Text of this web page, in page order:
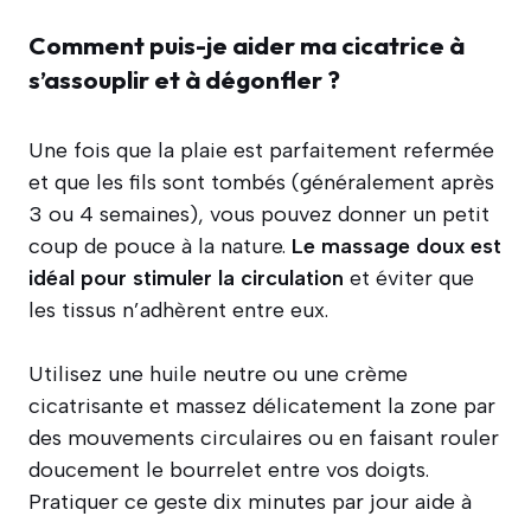
Comment puis-je aider ma cicatrice à
s’assouplir et à dégonfler ?
Une fois que la plaie est parfaitement refermée
et que les fils sont tombés (généralement après
3 ou 4 semaines), vous pouvez donner un petit
coup de pouce à la nature. Le massage doux est
idéal pour stimuler la circulation et éviter que
les tissus n’adhèrent entre eux.
Utilisez une huile neutre ou une crème
cicatrisante et massez délicatement la zone par
des mouvements circulaires ou en faisant rouler
doucement le bourrelet entre vos doigts.
Pratiquer ce geste dix minutes par jour aide à